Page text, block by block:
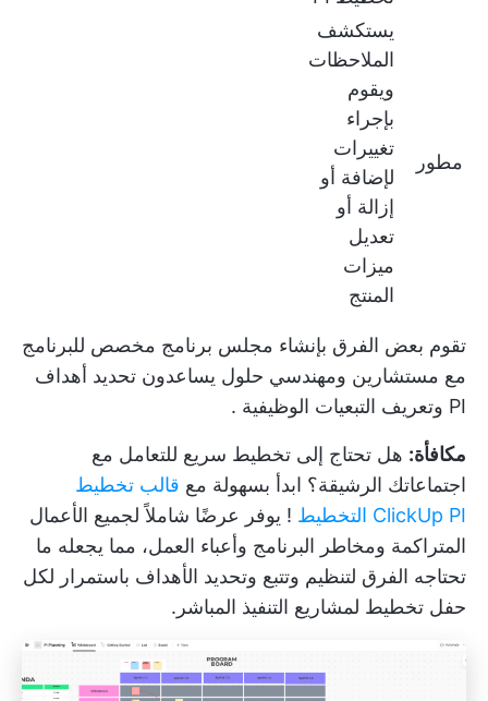
مطور
يستكشف
الملاحظات
ويقوم
بإجراء
تغييرات
لإضافة أو
إزالة أو
تعديل
ميزات
المنتج
تقوم بعض الفرق بإنشاء مجلس برنامج مخصص للبرنامج
مع مستشارين ومهندسي حلول يساعدون تحديد أهداف
PI وتعريف التبعيات الوظيفية .
مكافأة: هل تحتاج إلى تخطيط سريع للتعامل مع
اجتماعاتك الرشيقة؟ ابدأ بسهولة مع قالب تخطيط
ClickUp PI التخطيط
! يوفر عرضًا شاملاً لجميع الأعمال
المتراكمة ومخاطر البرنامج وأعباء العمل، مما يجعله ما
تحتاجه الفرق لتنظيم وتتبع وتحديد الأهداف باستمرار لكل
حفل تخطيط لمشاريع التنفيذ المباشر.